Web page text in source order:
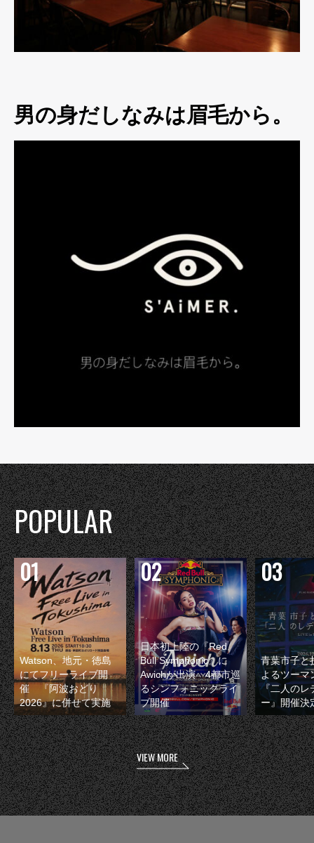
男の身だしなみは眉毛から。
POPULAR
Watson、地元・徳島
にてフリーライブ開
催 『阿波おどり
2026』に併せて実施
日本初上陸の『Red
Bull Symphonic』に
Awichが出演 4都市巡
るシンフォニックライ
ブ開催
青葉市子と
よるツーマ
『二人のレ
ー』開催決
VIEW MORE